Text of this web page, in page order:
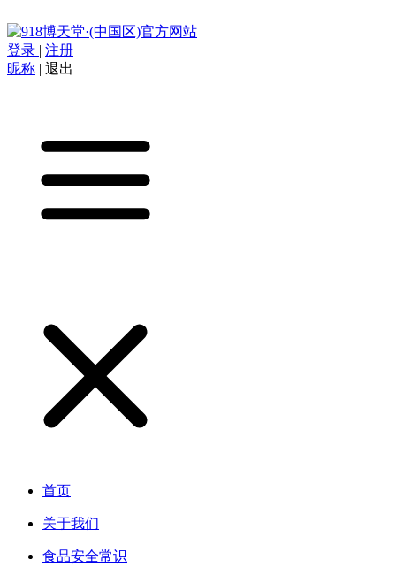
登录 | 注册
昵称 | 退出
首页
关于我们
食品安全常识